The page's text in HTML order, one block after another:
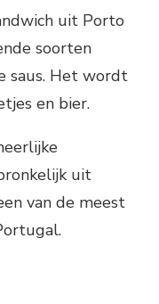
uit Porto
soorten
saus. Het wordt
en bier.
uit
van de meest